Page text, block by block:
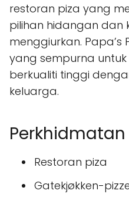
restoran piza yang
pilihan hidangan dan
menggiurkan.
yang sempurna
berkualiti tinggi
keluarga.
Restoran piza
Gatekjøkken-